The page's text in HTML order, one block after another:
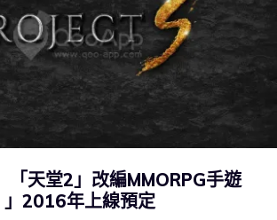
「天堂2」改編MMORPG手遊
」2016年上線預定